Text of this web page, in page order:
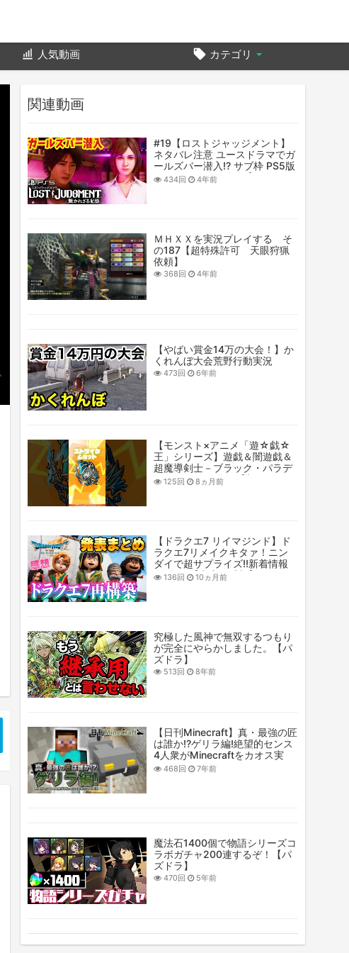
人気動画 カテゴリ
関連動画
#19【ロストジャッジメント】
ネタバレ注意 ユースドラマでガ
ールズバー潜入!? サブ枠 PS5版
ジャッジアイズ続編【キムタク
434回 4年前
ＭＨＸＸを実況プレイする そ
の187【超特殊許可 天眼狩猟
依頼】
368回 4年前
【やばい賞金14万の大会！】か
くれんぼ大会荒野行動実況
473回 6年前
【モンスト×アニメ「遊☆戯☆
王」シリーズ】遊戯＆闇遊戯＆
超魔導剣士－ブラック・パラデ
ィン 使ってみた！【新キャラ使
125回 8ヵ月前
【ドラクエ7 リイマジンド】ド
ラクエ7リメイクキタァ！ニン
ダイで超サプライズ!!新着情報
まとめ!!【考察・感想】
136回 10ヵ月前
究極した風神で無双するつもり
が完全にやらかしました。【パ
ズドラ】
513回 8年前
【日刊Minecraft】真・最強の匠
は誰か!?ゲリラ編!絶望的センス
4人衆がMinecraftをカオス実
況！#41
468回 7年前
魔法石1400個で物語シリーズコ
ラボガチャ200連するぞ！【パ
ズドラ】
470回 5年前